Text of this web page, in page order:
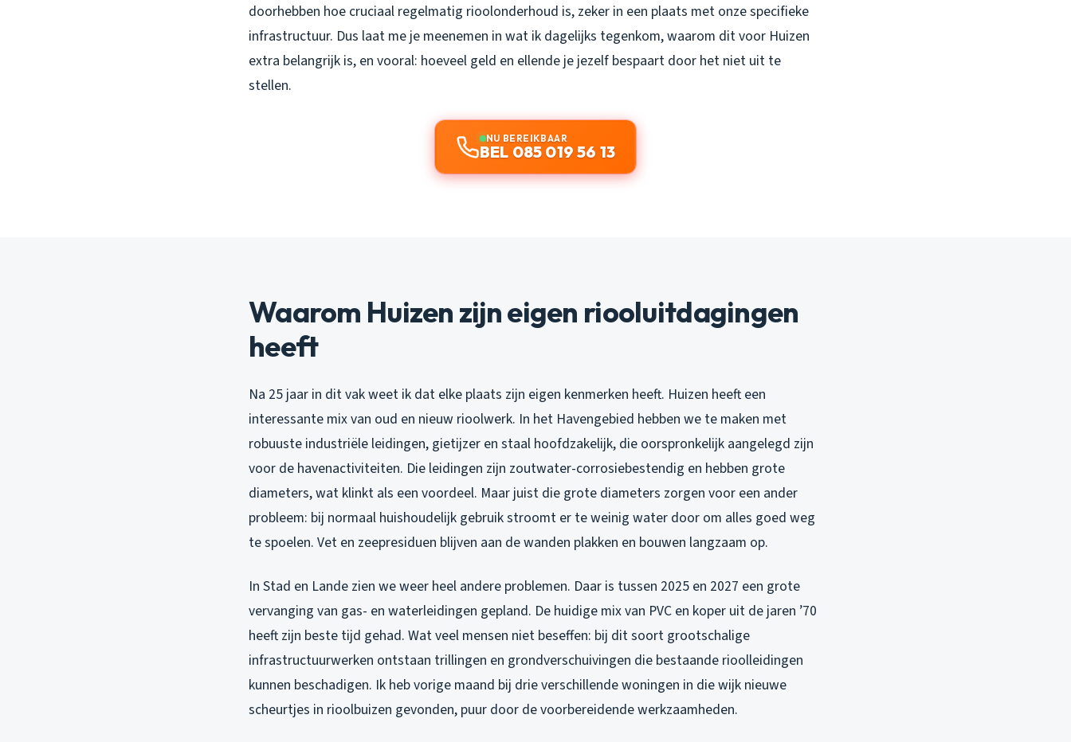
doorhebben hoe cruciaal regelmatig rioolonderhoud is, zeker in een plaats met onze specifieke
infrastructuur. Dus laat me je meenemen in wat ik dagelijks tegenkom, waarom dit voor Huizen
extra belangrijk is, en vooral: hoeveel geld en ellende je jezelf bespaart door het niet uit te
stellen.
NU BEREIKBAAR
BEL 085 019 56 13
Waarom Huizen zijn eigen riooluitdagingen
heeft
Na 25 jaar in dit vak weet ik dat elke plaats zijn eigen kenmerken heeft. Huizen heeft een
interessante mix van oud en nieuw rioolwerk. In het Havengebied hebben we te maken met
robuuste industriële leidingen, gietijzer en staal hoofdzakelijk, die oorspronkelijk aangelegd zijn
voor de havenactiviteiten. Die leidingen zijn zoutwater-corrosiebestendig en hebben grote
diameters, wat klinkt als een voordeel. Maar juist die grote diameters zorgen voor een ander
probleem: bij normaal huishoudelijk gebruik stroomt er te weinig water door om alles goed weg
te spoelen. Vet en zeepresiduen blijven aan de wanden plakken en bouwen langzaam op.
In Stad en Lande zien we weer heel andere problemen. Daar is tussen 2025 en 2027 een grote
vervanging van gas- en waterleidingen gepland. De huidige mix van PVC en koper uit de jaren ’70
heeft zijn beste tijd gehad. Wat veel mensen niet beseffen: bij dit soort grootschalige
infrastructuurwerken ontstaan trillingen en grondverschuivingen die bestaande rioolleidingen
kunnen beschadigen. Ik heb vorige maand bij drie verschillende woningen in die wijk nieuwe
scheurtjes in rioolbuizen gevonden, puur door de voorbereidende werkzaamheden.